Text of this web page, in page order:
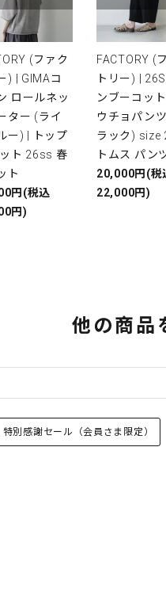
(ファク
) | GIMAコ
ロールネッ
ター (ライ
ー) | トップ
ト 26ss 春
ト
円(税込
円)
FACTORY (
トリー) |
ンブーコッ
ウチョパン
ラック) size
トムス パン
20,000円(税
22,000円)
他の商品
別感謝セール（会員さま限定）